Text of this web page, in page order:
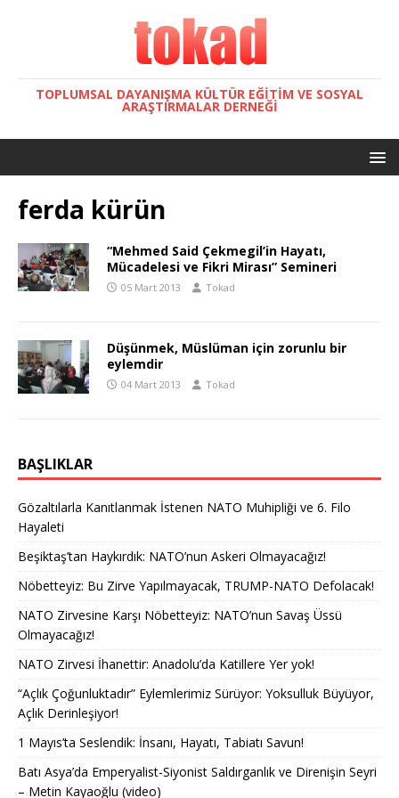
TOPLUMSAL DAYANIŞMA KÜLTÜR EĞITIM VE SOSYAL
ARAŞTIRMALAR DERNEĞI
ferda kürün
“Mehmed Said Çekmegil’in Hayatı,
Mücadelesi ve Fikri Mirası” Semineri
05 Mart 2013 Tokad
Düşünmek, Müslüman için zorunlu bir
eylemdir
04 Mart 2013 Tokad
BAŞLIKLAR
Gözaltılarla Kanıtlanmak İstenen NATO Muhipliği ve 6. Filo
Hayaleti
Beşiktaş’tan Haykırdık: NATO’nun Askeri Olmayacağız!
Nöbetteyiz: Bu Zirve Yapılmayacak, TRUMP-NATO Defolacak!
NATO Zirvesine Karşı Nöbetteyiz: NATO’nun Savaş Üssü
Olmayacağız!
NATO Zirvesi İhanettir: Anadolu’da Katillere Yer yok!
“Açlık Çoğunluktadır” Eylemlerimiz Sürüyor: Yoksulluk Büyüyor,
Açlık Derinleşiyor!
1 Mayıs’ta Seslendik: İnsanı, Hayatı, Tabiatı Savun!
Batı Asya’da Emperyalist-Siyonist Saldırganlık ve Direnişin Seyri
– Metin Kayaoğlu (video)